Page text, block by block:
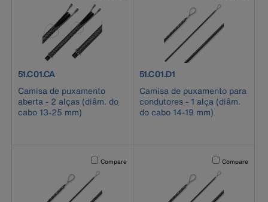
product number 51.C01.CA
51.C01.CA
Camisa de puxamento
aberta - 2 alças (diâm. do
cabo 13-25 mm)
product number 51.C01.D1
51.C01.D1
Camisa de puxamento para
condutores - 1 alça (diâm.
do cabo 14-19 mm)
Activating this element will cause content on the page to
Compare Activating this
Compare